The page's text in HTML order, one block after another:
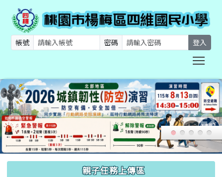
帳號 密碼 登入
親子任務上傳區